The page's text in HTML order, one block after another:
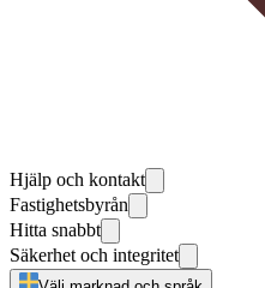
Hjälp och kontakt
Fastighetsbyrån
Hitta snabbt
Säkerhet och integritet